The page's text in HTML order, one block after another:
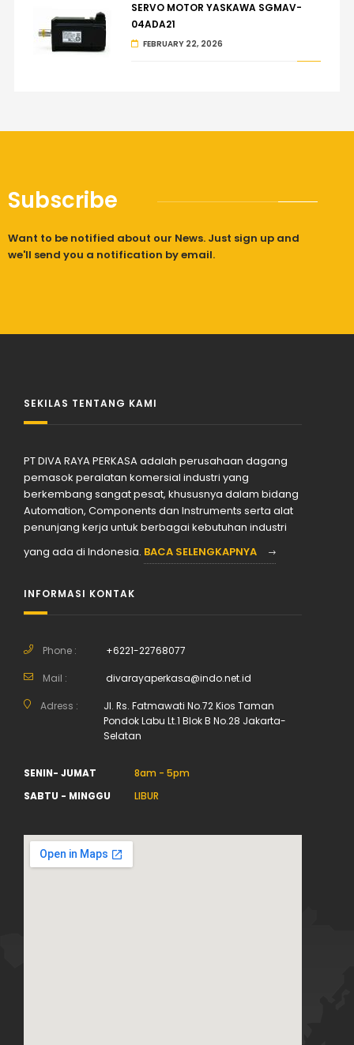
SERVO MOTOR YASKAWA SGMAV-
04ADA21
FEBRUARY 22, 2026
Subscribe
Want to be notified about our News. Just sign up and
we'll send you a notification by email.
SEKILAS TENTANG KAMI
PT DIVA RAYA PERKASA adalah perusahaan dagang
pemasok peralatan komersial industri yang
berkembang sangat pesat, khususnya dalam bidang
Automation, Components dan Instruments serta alat
penunjang kerja untuk berbagai kebutuhan industri
yang ada di Indonesia. BACA SELENGKAPNYA
INFORMASI KONTAK
Phone : +6221-22768077
Mail : divarayaperkasa@indo.net.id
Adress :
Jl. Rs. Fatmawati No.72 Kios Taman
Pondok Labu Lt.1 Blok B No.28 Jakarta-
Selatan
SENIN- JUMAT
8am - 5pm
SABTU - MINGGU
LIBUR